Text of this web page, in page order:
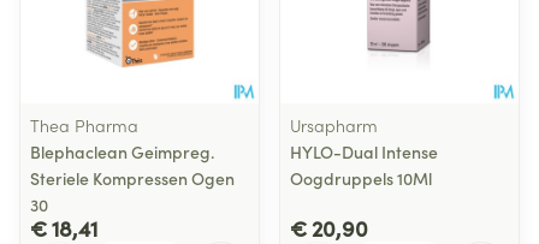
Thea Pharma
Blephaclean Geimpreg.
Steriele Kompressen Ogen
30
€ 18,41
Ursapharm
HYLO-Dual Intense
Oogdruppels 10Ml
€ 20,90